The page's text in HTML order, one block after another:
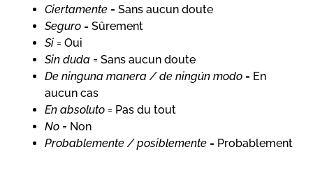
Ciertamente = Sans aucun doute
Seguro = Sûrement
Si = Oui
Sin duda = Sans aucun doute
De ninguna manera / de ningún modo = En
aucun cas
En absoluto = Pas du tout
No = Non
Probablemente / posiblemente = Probablement